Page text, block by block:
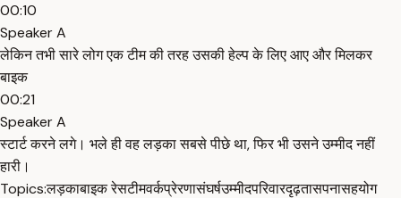
00:10
Speaker A
लेकिन तभी सारे लोग एक टीम की तरह उसकी हेल्प के लिए आए और मिलकर
बाइक
00:21
Speaker A
स्टार्ट करने लगे। भले ही वह लड़का सबसे पीछे था, फिर भी उसने उम्मीद नहीं
हारी।
Topics:लड़काबाइक रेसटीमवर्कप्रेरणासंघर्षउम्मीदपरिवारदृढ़तासपनासहयोग